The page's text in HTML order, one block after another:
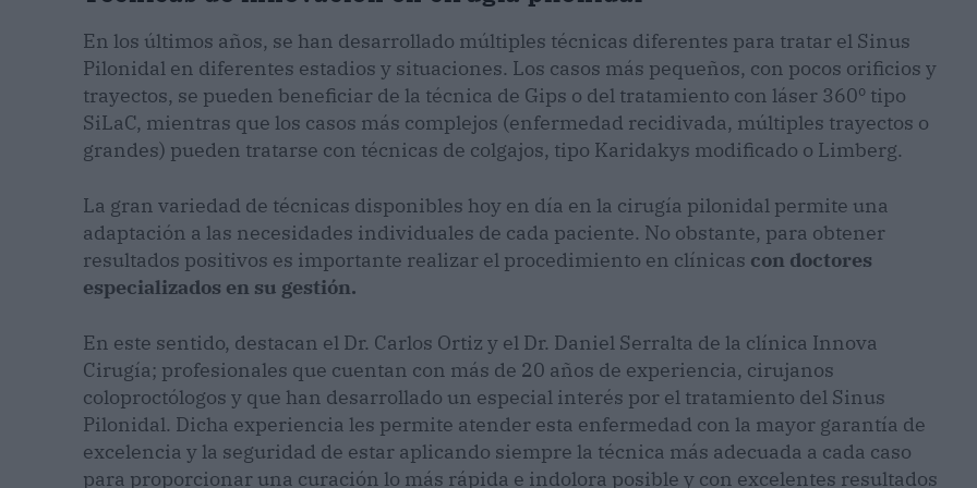
En los últimos años, se han desarrollado múltiples técnicas diferentes para tratar el Sinus
Pilonidal en diferentes estadios y situaciones. Los casos más pequeños, con pocos orificios y
trayectos, se pueden beneficiar de la técnica de Gips o del tratamiento con láser 360º tipo
SiLaC, mientras que los casos más complejos (enfermedad recidivada, múltiples trayectos o
grandes) pueden tratarse con técnicas de colgajos, tipo Karidakys modificado o Limberg.
La gran variedad de técnicas disponibles hoy en día en la cirugía pilonidal permite una
adaptación a las necesidades individuales de cada paciente. No obstante, para obtener
resultados positivos es importante realizar el procedimiento en clínicas con doctores
especializados en su gestión.
En este sentido, destacan el Dr. Carlos Ortiz y el Dr. Daniel Serralta de la clínica Innova
Cirugía; profesionales que cuentan con más de 20 años de experiencia, cirujanos
coloproctólogos y que han desarrollado un especial interés por el tratamiento del Sinus
Pilonidal. Dicha experiencia les permite atender esta enfermedad con la mayor garantía de
excelencia y la seguridad de estar aplicando siempre la técnica más adecuada a cada caso
para proporcionar una curación lo más rápida e indolora posible y con excelentes resultados